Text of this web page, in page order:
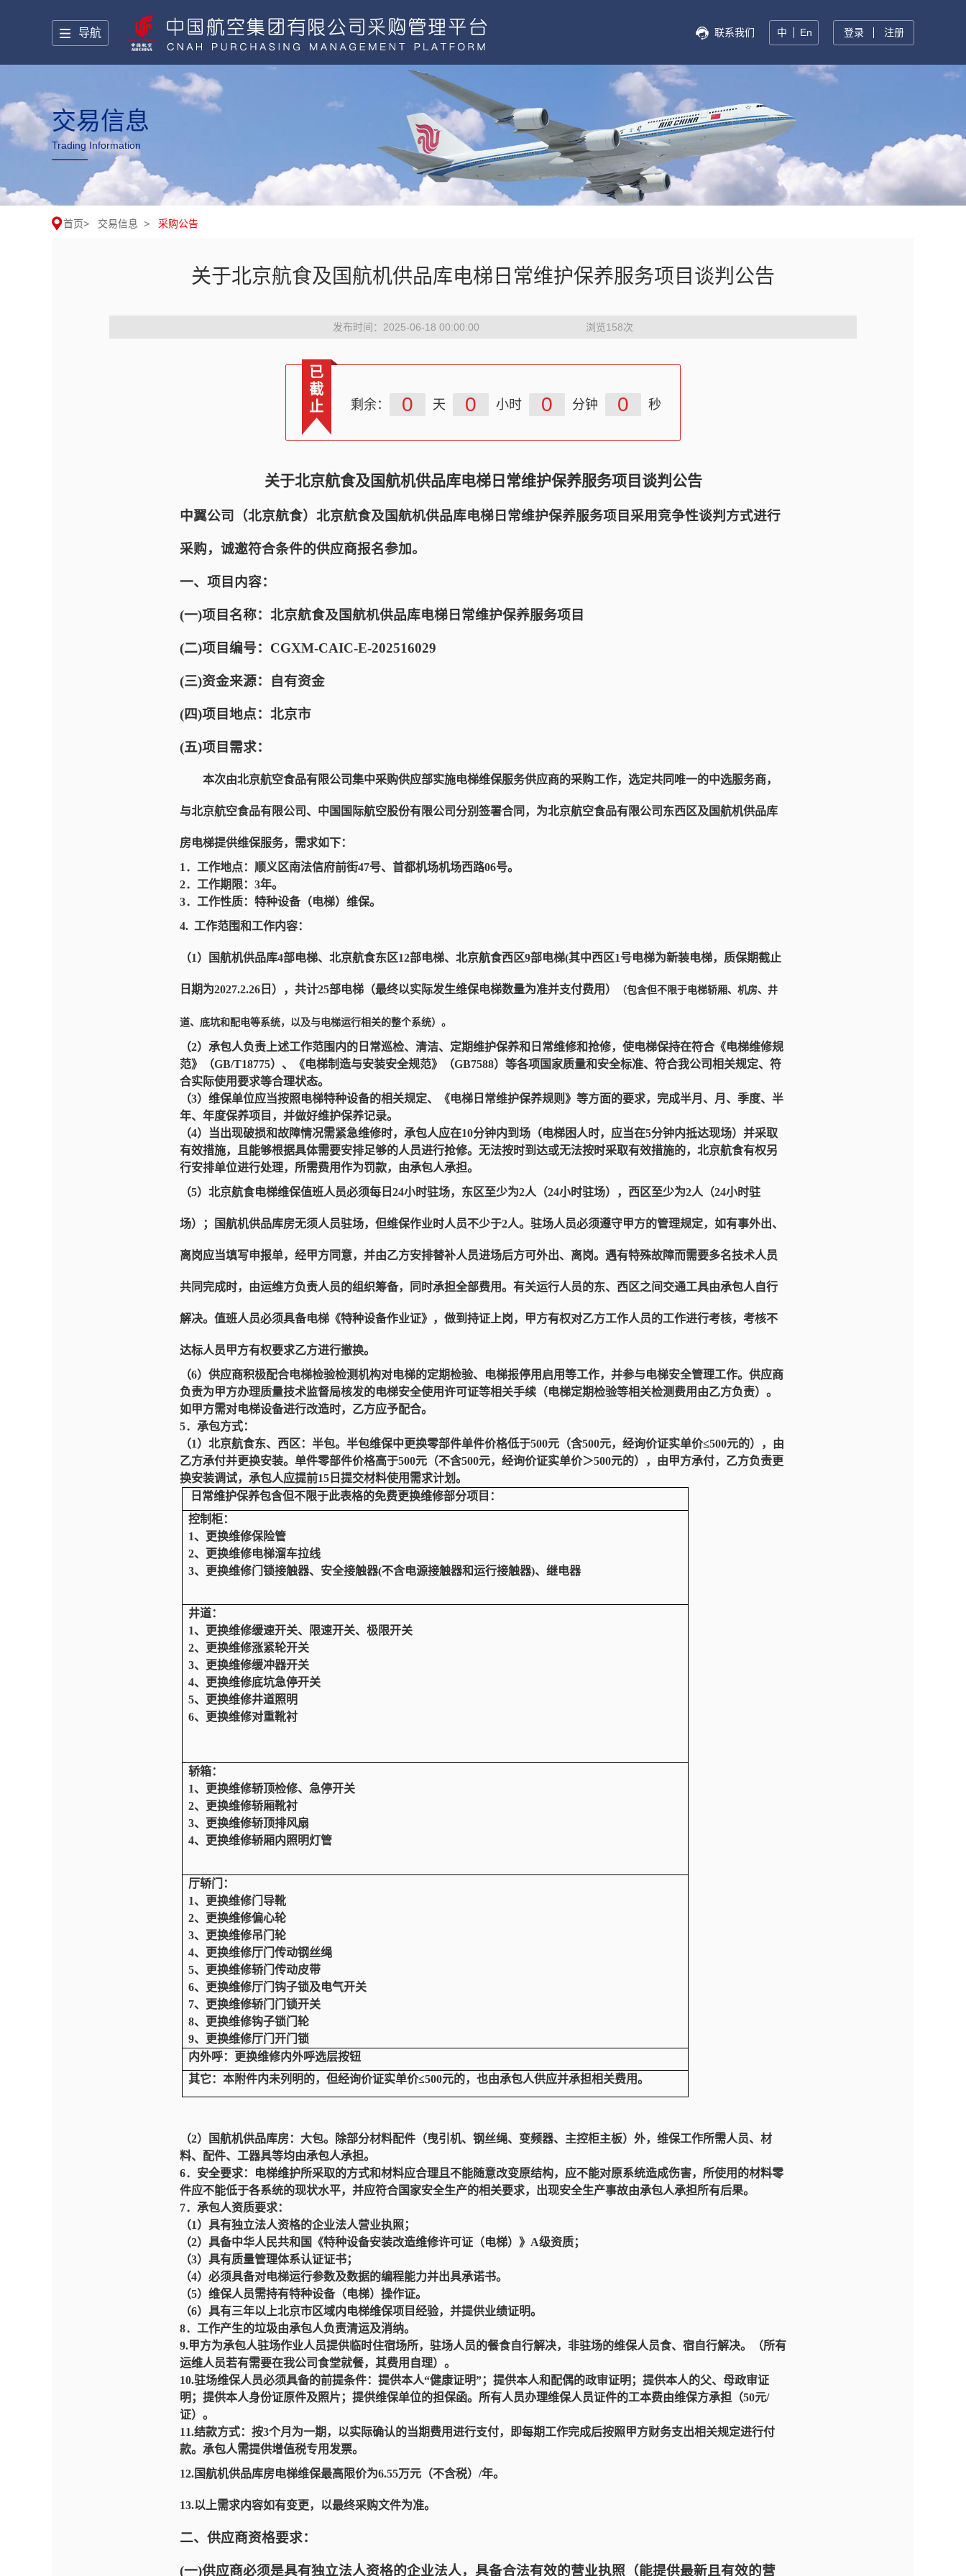
导航 联系我们 中 En 登录 注册
交易信息
Trading Information
首页> 交易信息 > 采购公告
关于北京航食及国航机供品库电梯日常维护保养服务项目谈判公告
发布时间：2025-06-18 00:00:00 浏览158次
已
截
止
剩余： 0 天 0 小时 0 分钟 0 秒
关于北京航食及国航机供品库电梯日常维护保养服务项目谈判公告
中翼公司（北京航食）北京航食及国航机供品库电梯日常维护保养服务项目采用竞争性谈判方式进行
采购，诚邀符合条件的供应商报名参加。
一、项目内容：
(一)项目名称：北京航食及国航机供品库电梯日常维护保养服务项目
(二)项目编号：CGXM-CAIC-E-202516029
(三)资金来源：自有资金
(四)项目地点：北京市
(五)项目需求：
本次由北京航空食品有限公司集中采购供应部实施电梯维保服务供应商的采购工作，选定共同唯一的中选服务商，
与北京航空食品有限公司、中国国际航空股份有限公司分别签署合同，为北京航空食品有限公司东西区及国航机供品库
房电梯提供维保服务，需求如下：
1． 工作地点：顺义区南法信府前街47号、首都机场机场西路06号。
2．工作期限： 3年。
3．工作性质：特种设备（电梯）维保。
4. 工作范围和工作内容：
（1） 国航机供品库4部电梯、 北京航食东区12部电梯、北京航食西区9部电梯(其中西区1号电梯为新装电梯，质保期截止
日期为2027.2.26日），共计25部电梯（最终以实际发生维保电梯数量为准并支付费用） （包含但不限于电梯轿厢、机房、井
道、底坑和配电等系统，以及与电梯运行相关的整个系统）。
（2）承包人负责上述工作范围内的日常巡检、清洁、定期维护保养和日常维修和抢修，使电梯保持在符合《电梯维修规
范》（GB/T18775）、《电梯制造与安装安全规范》（GB7588）等各项国家质量和安全标准、符合我公司相关规定、符
合实际使用要求等合理状态。
（3）维保单位应当按照电梯特种设备的相关规定、《电梯日常维护保养规则》等方面的要求，完成半月、月、季度、半
年、年度保养项目，并做好维护保养记录。
（4）当出现破损和故障情况需紧急维修时，承包人应在10分钟内到场（电梯困人时，应当在5分钟内抵达现场）并采取
有效措施，且能够根据具体需要安排足够的人员进行抢修。无法按时到达或无法按时采取有效措施的，北京航食有权另
行安排单位进行处理，所需费用作为罚款，由承包人承担。
（5）北京航食电梯维保值班人员必须每日24小时驻场，东区至少为2人（24小时驻场），西区至少为2人（24小时驻
场）；国航机供品库房无须人员驻场，但维保作业时人员不少于2人。驻场人员必须遵守甲方的管理规定，如有事外出、
离岗应当填写申报单，经甲方同意，并由乙方安排替补人员进场后方可外出、离岗。遇有特殊故障而需要多名技术人员
共同完成时，由运维方负责人员的组织筹备，同时承担全部费用。有关运行人员的东、西区之间交通工具由承包人自行
解决。值班人员必须具备电梯《特种设备作业证》，做到持证上岗，甲方有权对乙方工作人员的工作进行考核，考核不
达标人员甲方有权要求乙方进行撤换。
（6）供应商积极配合电梯检验检测机构对电梯的定期检验、电梯报停用启用等工作，并参与电梯安全管理工作。供应商
负责为甲方办理质量技术监督局核发的电梯安全使用许可证等相关手续（电梯定期检验等相关检测费用由乙方负责） 。
如甲方需对电梯设备进行改造时，乙方应予配合。
5．承包方式：
（1）北京航食东、西区：半包。半包维保中更换零部件单件价格低于500元（含500元，经询价证实单价≤500元的），由
乙方承付并更换安装。单件零部件价格高于500元（不含500元，经询价证实单价＞500元的），由甲方承付，乙方负责更
换安装调试，承包人应提前15日提交材料使用需求计划。
日常维护保养包含但不限于此表格的免费更换维修部分项目：
控制柜：
1、更换维修保险管
2、更换维修电梯溜车拉线
3、更换维修门锁接触器、安全接触器(不含电源接触器和运行接触器)、继电器
井道：
1、更换维修缓速开关、限速开关、极限开关
2、更换维修涨紧轮开关
3、更换维修缓冲器开关
4、更换维修底坑急停开关
5、更换维修井道照明
6、更换维修对重靴衬
轿箱：
1、更换维修轿顶检修、急停开关
2、更换维修轿厢靴衬
3、更换维修轿顶排风扇
4、更换维修轿厢内照明灯管
厅轿门：
1、更换维修门导靴
2、更换维修偏心轮
3、更换维修吊门轮
4、更换维修厅门传动钢丝绳
5、更换维修轿门传动皮带
6、更换维修厅门钩子锁及电气开关
7、更换维修轿门门锁开关
8、更换维修钩子锁门轮
9、更换维修厅门开门锁
内外呼：
更换维修内外呼选层按钮
其它： 本附件内未列明的，但经询价证实单价≤500元的，也由承包人供应并承担相关费用。
（2）国航机供品库房：大包。除部分材料配件（曳引机、钢丝绳、变频器、主控柜主板）外，维保工作所需人员、材
料、配件、工器具等均由承包人承担。
6．安全要求：电梯维护所采取的方式和材料应合理且不能随意改变原结构，应不能对原系统造成伤害，所使用的材料零
件应不能低于各系统的现状水平，并应符合国家安全生产的相关要求，出现安全生产事故由承包人承担所有后果。
7．承包人资质要求：
（1）具有独立法人资格的企业法人营业执照；
（2）具备中华人民共和国
《特种设备安装改造维修许可证（电梯）》 A级资质；
（3）具有质量管理体系认证证书；
（4）必须具备对电梯运行参数及数据的编程能力并出具承诺书。
（5）维保人员需持有特种设备（电梯）操作证。
（6）具有三年以上北京市区域内电梯维保项目经验，并提供业绩证明。
8．工作产生的垃圾由承包人负责清运及消纳。
9.甲方为承包人驻场作业人员提供临时住宿场所， 驻场人员的餐食自行解决，非驻场的维保人员食、宿自行解决。（所有
运维人员若有需要在我公司食堂就餐，其费用自理）。
10.驻场维保人员必须具备的前提条件：提供本人“健康证明”；提供本人和配偶的政审证明；提供本人的父、母政审证
明；提供本人身份证原件及照片；提供维保单位的担保函。所有人员办理维保人员证件的工本费由维保方承担（50元/
证）。
11.结款方式： 按3个月为一期，以实际确认的当期费用进行支付，即每期工作完成后按照甲方财务支出相关规定进行付
款。承包人需提供增值税专用发票。
12.国航机供品库房电梯维保最高限价为6.55万元（不含税）/年。
13.以上需求内容如有变更，以最终采购文件为准。
二、供应商资格要求：
(一)供应商必须是具有独立法人资格的企业法人，具备合法有效的营业执照（能提供最新且有效的营